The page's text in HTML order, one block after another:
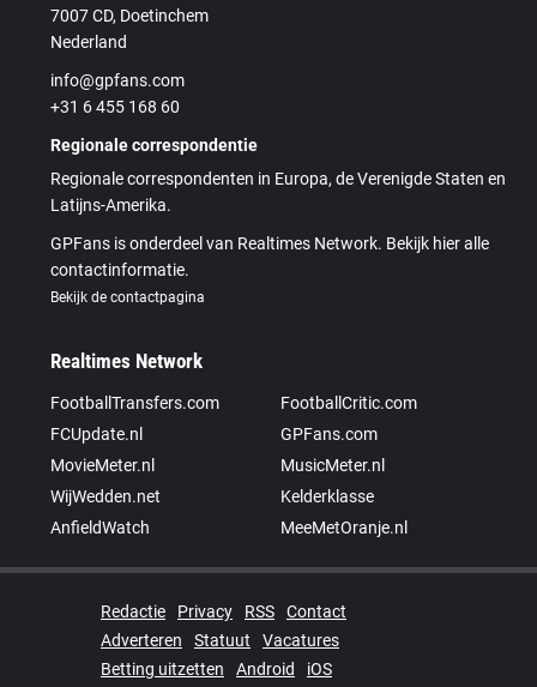
7007 CD, Doetinchem
Nederland
info@gpfans.com
+31 6 455 168 60
Regionale correspondentie
Regionale correspondenten in Europa, de Verenigde Staten en
Latijns-Amerika.
GPFans is onderdeel van Realtimes Network. Bekijk hier alle
contactinformatie.
Bekijk de contactpagina
Realtimes Network
FootballTransfers.com
FootballCritic.com
FCUpdate.nl
GPFans.com
MovieMeter.nl
MusicMeter.nl
WijWedden.net
Kelderklasse
AnfieldWatch
MeeMetOranje.nl
Redactie Privacy RSS
Contact
Adverteren
Statuut
Vacatures
Betting uitzetten
Android iOS